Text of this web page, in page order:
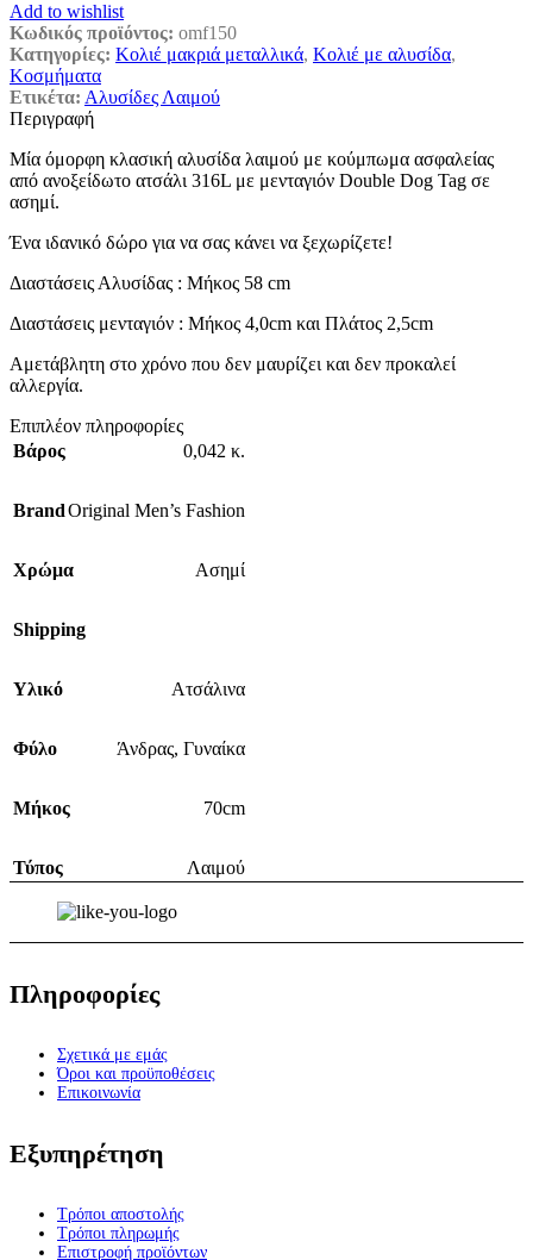
Add to wishlist
Κωδικός προϊόντος: omf150
Κατηγορίες: Κολιέ μακριά μεταλλικά, Κολιέ με αλυσίδα,
Κοσμήματα
Ετικέτα: Αλυσίδες Λαιμού
Περιγραφή
Μία όμορφη κλασική αλυσίδα λαιμού με κούμπωμα ασφαλείας
από ανοξείδωτο ατσάλι 316L με μενταγιόν Double Dog Tag σε
ασημί.
Ένα ιδανικό δώρο για να σας κάνει να ξεχωρίζετε!
Διαστάσεις Αλυσίδας : Μήκος 58 cm
Διαστάσεις μενταγιόν : Μήκος 4,0cm και Πλάτος 2,5cm
Αμετάβλητη στο χρόνο που δεν μαυρίζει και δεν προκαλεί
αλλεργία.
Επιπλέον πληροφορίες
Βάρος
0,042 κ.
BrandOriginal Men’s Fashion
Χρώμα Ασημί
Shipping
Υλικό Ατσάλινα
Φύλο Άνδρας, Γυναίκα
Μήκος 70cm
Τύπος Λαιμού
Πληροφορίες
Σχετικά με εμάς
Όροι και προϋποθέσεις
Επικοινωνία
Εξυπηρέτηση
Τρόποι αποστολής
Τρόποι πληρωμής
Επιστροφή προϊόντων